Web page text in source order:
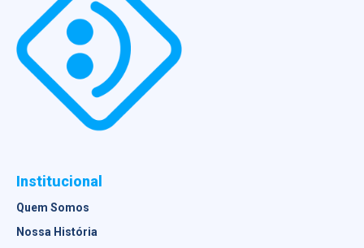
Institucional
Quem Somos
Nossa História